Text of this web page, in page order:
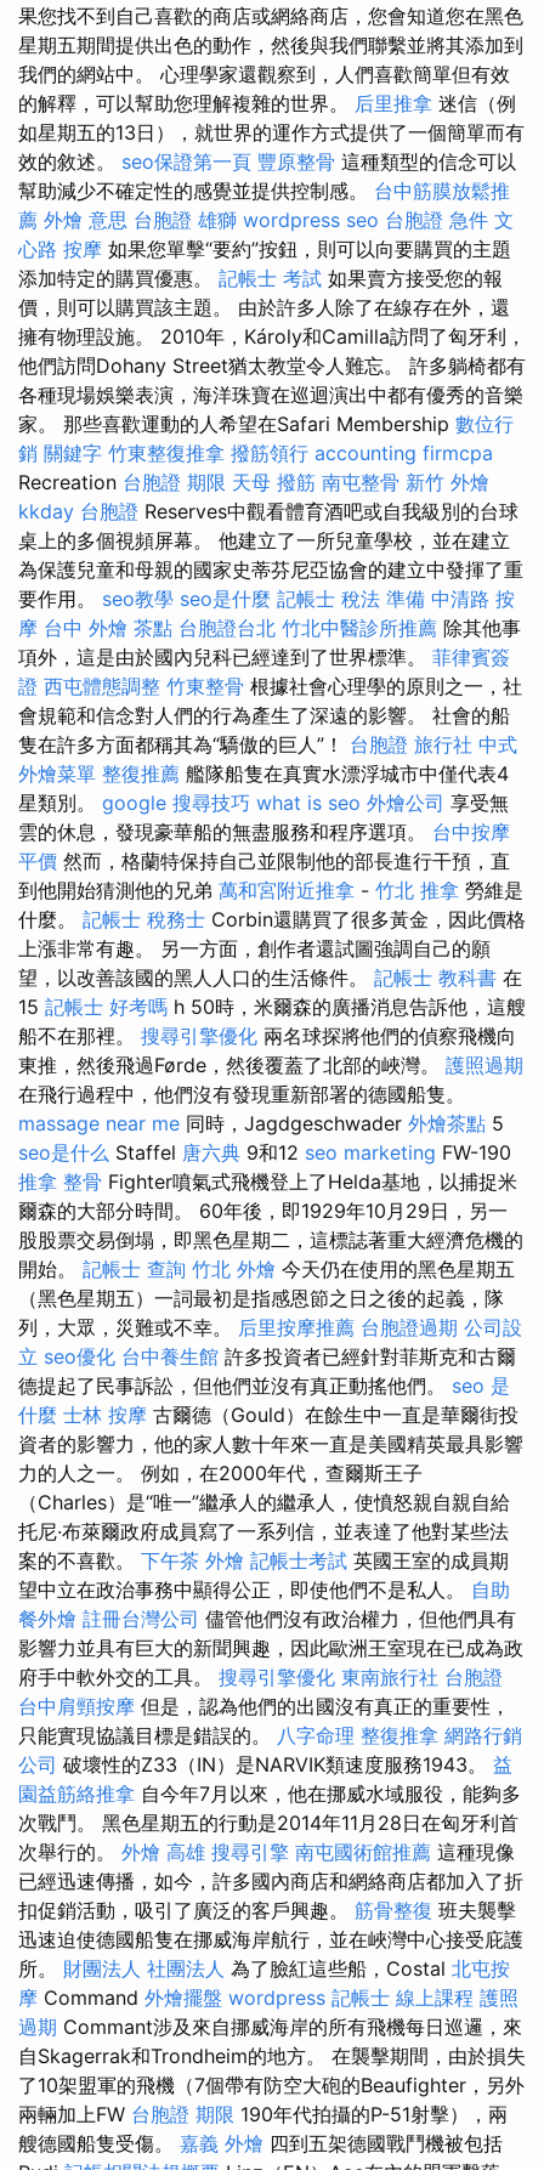
果您找不到自己喜歡的商店或網絡商店，您會知道您在黑色
星期五期間提供出色的動作，然後與我們聯繫並將其添加到
我們的網站中。 心理學家還觀察到，人們喜歡簡單但有效
的解釋，可以幫助您理解複雜的世界。 后里推拿 迷信（例
如星期五的13日），就世界的運作方式提供了一個簡單而有
效的敘述。 seo保證第一頁 豐原整骨 這種類型的信念可以
幫助減少不確定性的感覺並提供控制感。 台中筋膜放鬆推
薦 外燴 意思 台胞證 雄獅 wordpress seo 台胞證 急件 文
心路 按摩 如果您單擊“要約”按鈕，則可以向要購買的主題
添加特定的購買優惠。 記帳士 考試 如果賣方接受您的報
價，則可以購買該主題。 由於許多人除了在線存在外，還
擁有物理設施。 2010年，Károly和Camilla訪問了匈牙利，
他們訪問Dohany Street猶太教堂令人難忘。 許多躺椅都有
各種現場娛樂表演，海洋珠寶在巡迴演出中都有優秀的音樂
家。 那些喜歡運動的人希望在Safari Membership 數位行
銷 關鍵字 竹東整復推拿 撥筋領行 accounting firmcpa
Recreation 台胞證 期限 天母 撥筋 南屯整骨 新竹 外燴
kkday 台胞證 Reserves中觀看體育酒吧或自我級別的台球
桌上的多個視頻屏幕。 他建立了一所兒童學校，並在建立
為保護兒童和母親的國家史蒂芬尼亞協會的建立中發揮了重
要作用。 seo教學 seo是什麼 記帳士 稅法 準備 中清路 按
摩 台中 外燴 茶點 台胞證台北 竹北中醫診所推薦 除其他事
項外，這是由於國內兒科已經達到了世界標準。 菲律賓簽
證 西屯體態調整 竹東整骨 根據社會心理學的原則之一，社
會規範和信念對人們的行為產生了深遠的影響。 社會的船
隻在許多方面都稱其為“驕傲的巨人”！ 台胞證 旅行社 中式
外燴菜單 整復推薦 艦隊船隻在真實水漂浮城市中僅代表4
星類別。 google 搜尋技巧 what is seo 外燴公司 享受無
雲的休息，發現豪華船的無盡服務和程序選項。 台中按摩
平價 然而，格蘭特保持自己並限制他的部長進行干預，直
到他開始猜測他的兄弟 萬和宮附近推拿 - 竹北 推拿 勞維是
什麼。 記帳士 稅務士 Corbin還購買了很多黃金，因此價格
上漲非常有趣。 另一方面，創作者還試圖強調自己的願
望，以改善該國的黑人人口的生活條件。 記帳士 教科書 在
15 記帳士 好考嗎 h 50時，米爾森的廣播消息告訴他，這艘
船不在那裡。 搜尋引擎優化 兩名球探將他們的偵察飛機向
東推，然後飛過Førde，然後覆蓋了北部的峽灣。 護照過期
在飛行過程中，他們沒有發現重新部署的德國船隻。
massage near me 同時，Jagdgeschwader 外燴茶點 5
seo是什么 Staffel 唐六典 9和12 seo marketing FW-190
推拿 整骨 Fighter噴氣式飛機登上了Helda基地，以捕捉米
爾森的大部分時間。 60年後，即1929年10月29日，另一
股股票交易倒塌，即黑色星期二，這標誌著重大經濟危機的
開始。 記帳士 查詢 竹北 外燴 今天仍在使用的黑色星期五
（黑色星期五）一詞最初是指感恩節之日之後的起義，隊
列，大眾，災難或不幸。 后里按摩推薦 台胞證過期 公司設
立 seo優化 台中養生館 許多投資者已經針對菲斯克和古爾
德提起了民事訴訟，但他們並沒有真正動搖他們。 seo 是
什麼 士林 按摩 古爾德（Gould）在餘生中一直是華爾街投
資者的影響力，他的家人數十年來一直是美國精英最具影響
力的人之一。 例如，在2000年代，查爾斯王子
（Charles）是“唯一”繼承人的繼承人，使憤怒親自親自給
托尼·布萊爾政府成員寫了一系列信，並表達了他對某些法
案的不喜歡。 下午茶 外燴 記帳士考試 英國王室的成員期
望中立在政治事務中顯得公正，即使他們不是私人。 自助
餐外燴 註冊台灣公司 儘管他們沒有政治權力，但他們具有
影響力並具有巨大的新聞興趣，因此歐洲王室現在已成為政
府手中軟外交的工具。 搜尋引擎優化 東南旅行社 台胞證
台中肩頸按摩 但是，認為他們的出國沒有真正的重要性，
只能實現協議目標是錯誤的。 八字命理 整復推拿 網路行銷
公司 破壞性的Z33（IN）是NARVIK類速度服務1943。 益
園益筋絡推拿 自今年7月以來，他在挪威水域服役，能夠多
次戰鬥。 黑色星期五的行動是2014年11月28日在匈牙利首
次舉行的。 外燴 高雄 搜尋引擎 南屯國術館推薦 這種現像
已經迅速傳播，如今，許多國內商店和網絡商店都加入了折
扣促銷活動，吸引了廣泛的客戶興趣。 筋骨整復 班夫襲擊
迅速迫使德國船隻在挪威海岸航行，並在峽灣中心接受庇護
所。 財團法人 社團法人 為了臉紅這些船，Costal 北屯按
摩 Command 外燴擺盤 wordpress 記帳士 線上課程 護照
過期 Commant涉及來自挪威海岸的所有飛機每日巡邏，來
自Skagerrak和Trondheim的地方。 在襲擊期間，由於損失
了10架盟軍的飛機（7個帶有防空大砲的Beaufighter，另外
兩輛加上FW 台胞證 期限 190年代拍攝的P-51射擊），兩
艘德國船隻受傷。 嘉義 外燴 四到五架德國戰鬥機被包括